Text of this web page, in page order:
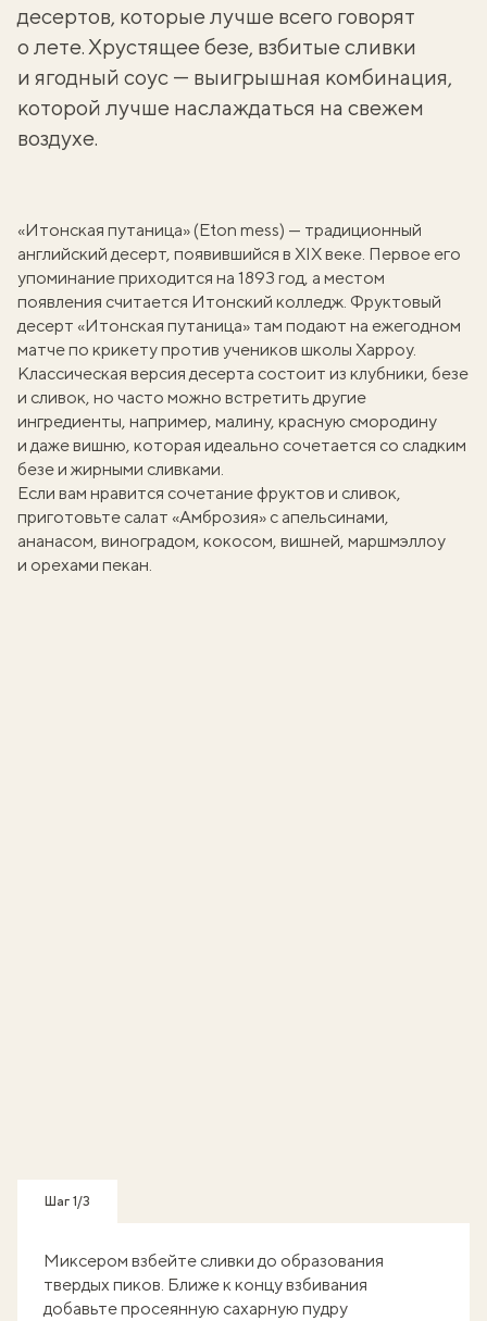
десертов, которые лучше всего говорят
о лете. Хрустящее безе, взбитые сливки
и ягодный соус — выигрышная комбинация,
которой лучше наслаждаться на свежем
воздухе.
«Итонская путаница» (Eton mess) — традиционный
английский десерт, появившийся в XIX веке. Первое его
упоминание приходится на 1893 год, а местом
появления считается Итонский колледж. Фруктовый
десерт «Итонская путаница» там подают на ежегодном
матче по крикету против учеников школы Харроу.
Классическая версия десерта состоит из клубники, безе
и сливок, но часто можно встретить другие
ингредиенты, например, малину, красную смородину
и даже вишню, которая идеально сочетается со сладким
безе и жирными сливками.
Если вам нравится сочетание фруктов и сливок,
приготовьте салат «Амброзия» с апельсинами,
ананасом, виноградом, кокосом, вишней, маршмэллоу
и орехами пекан.
Шаг 1/3
Миксером взбейте сливки до образования
твердых пиков. Ближе к концу взбивания
добавьте просеянную сахарную пудру